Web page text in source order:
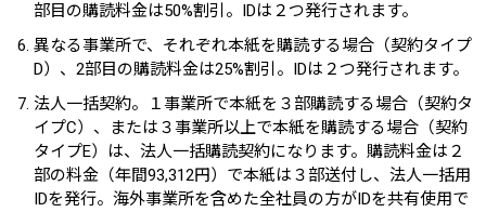
部目の購読料金は50%割引。IDは２つ発行されます。
異なる事業所で、それぞれ本紙を購読する場合（契約タイプ
D）、2部目の購読料金は25%割引。IDは２つ発行されます。
法人一括契約。１事業所で本紙を３部購読する場合（契約タ
イプC）、または３事業所以上で本紙を購読する場合（契約
タイプE）は、法人一括購読契約になります。購読料金は２
部の料金（年間93,312円）で本紙は３部送付し、法人一括用
IDを発行。海外事業所を含めた全社員の方がIDを共有使用で